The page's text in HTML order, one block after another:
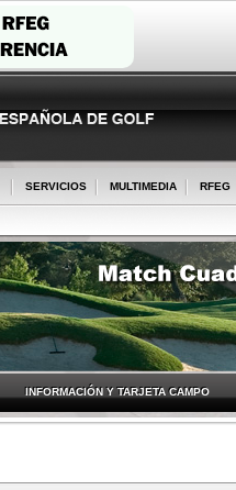
SERVICIOS MULTIMEDIA RFEG
INFORMACIÓN Y TARJETA CAMPO